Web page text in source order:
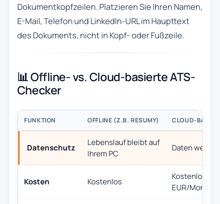
Dokumentkopfzeilen. Platzieren Sie Ihren Namen,
E-Mail, Telefon und LinkedIn-URL im Haupttext
des Dokuments, nicht in Kopf- oder Fußzeile.
📊 Offline- vs. Cloud-basierte ATS-
Checker
FUNKTION OFFLINE (Z.B. RESUMY) CLOUD-
Datenschutz
Lebenslauf bleibt auf
Ihrem PC
Daten
Kosten Kostenlos
Kostenlose
EUR/Monat)